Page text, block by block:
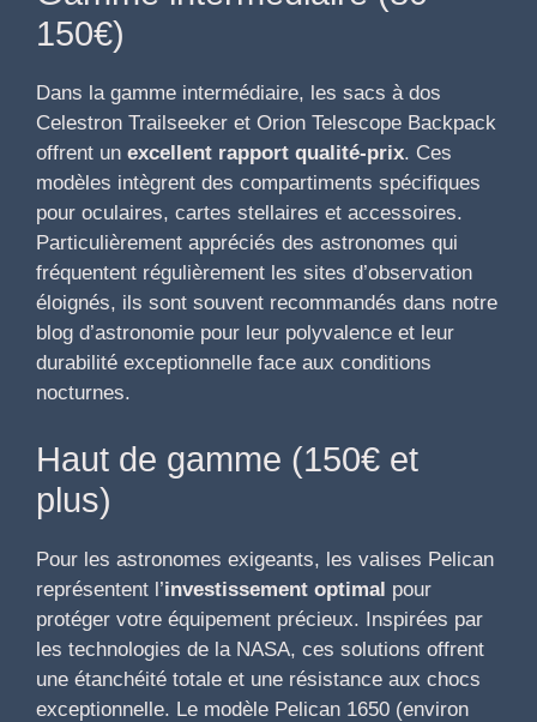
150€)
Dans la gamme intermédiaire, les sacs à dos
Celestron Trailseeker et Orion Telescope Backpack
offrent un excellent rapport qualité-prix. Ces
modèles intègrent des compartiments spécifiques
pour oculaires, cartes stellaires et accessoires.
Particulièrement appréciés des astronomes qui
fréquentent régulièrement les sites d’observation
éloignés, ils sont souvent recommandés dans notre
blog d’astronomie pour leur polyvalence et leur
durabilité exceptionnelle face aux conditions
nocturnes.
Haut de gamme (150€ et
plus)
Pour les astronomes exigeants, les valises Pelican
représentent l’investissement optimal pour
protéger votre équipement précieux. Inspirées par
les technologies de la NASA, ces solutions offrent
une étanchéité totale et une résistance aux chocs
exceptionnelle. Le modèle Pelican 1650 (environ